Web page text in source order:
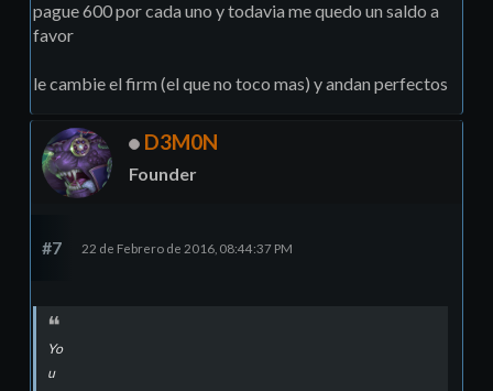
pague 600 por cada uno y todavia me quedo un saldo a
favor
le cambie el firm (el que no toco mas) y andan perfectos
D3M0N
Founder
#7 22 de Febrero de 2016, 08:44:37 PM
Yo
u